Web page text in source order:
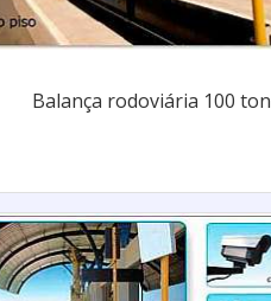
Balança rodoviária 100 ton